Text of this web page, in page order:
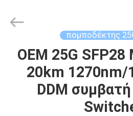
ΣΠΊΤΙ
ΠΡΟΪΌΝΤΑ
Technology
Co.,Ltd.
Developed
πομποδέκτης
OEM 25G
20km 1270nm/
DDM